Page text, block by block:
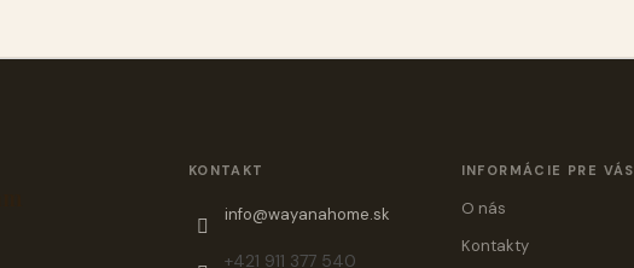
KONTAKT
info@wayanahome.sk
+421 911 377 540
INFORMÁCIE PRE VÁS
O nás
Kontakty